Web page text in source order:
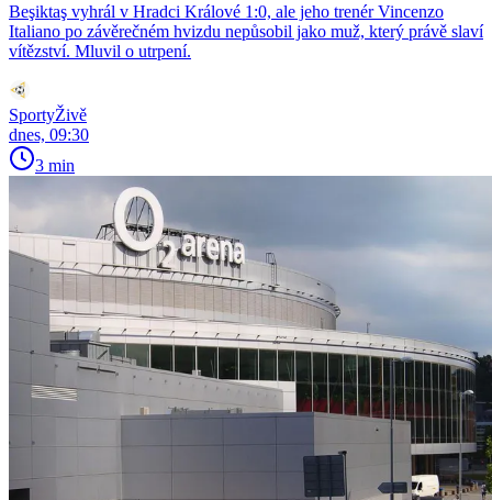
Beşiktaş vyhrál v Hradci Králové 1:0, ale jeho trenér Vincenzo
Italiano po závěrečném hvizdu nepůsobil jako muž, který právě slaví
vítězství. Mluvil o utrpení.
SportyŽivě
dnes, 09:30
3 min